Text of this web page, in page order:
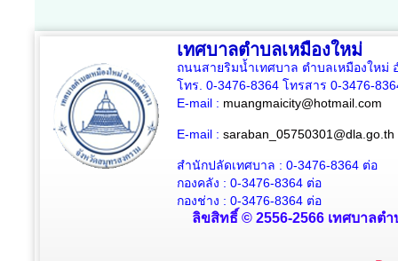
เทศบาลตำบลเหมืองใหม่
ถนนสายริมน้ำเทศบาล ตำบลเหมืองใหม่
โทร. 0-3476-8364 โทรสาร 0-3476-
E-mail : muangmaicity@hotmail.com
E-mail : saraban_05750301@dla.go.th
สำนักปลัดเทศบาล : 0-3476-8364 ต่อ
กองคลัง : 0-3476-8364 ต่อ
กองช่าง : 0-3476-8364 ต่อ
ลิขสิทธิ์ © 2556-2566 เทศบาลต